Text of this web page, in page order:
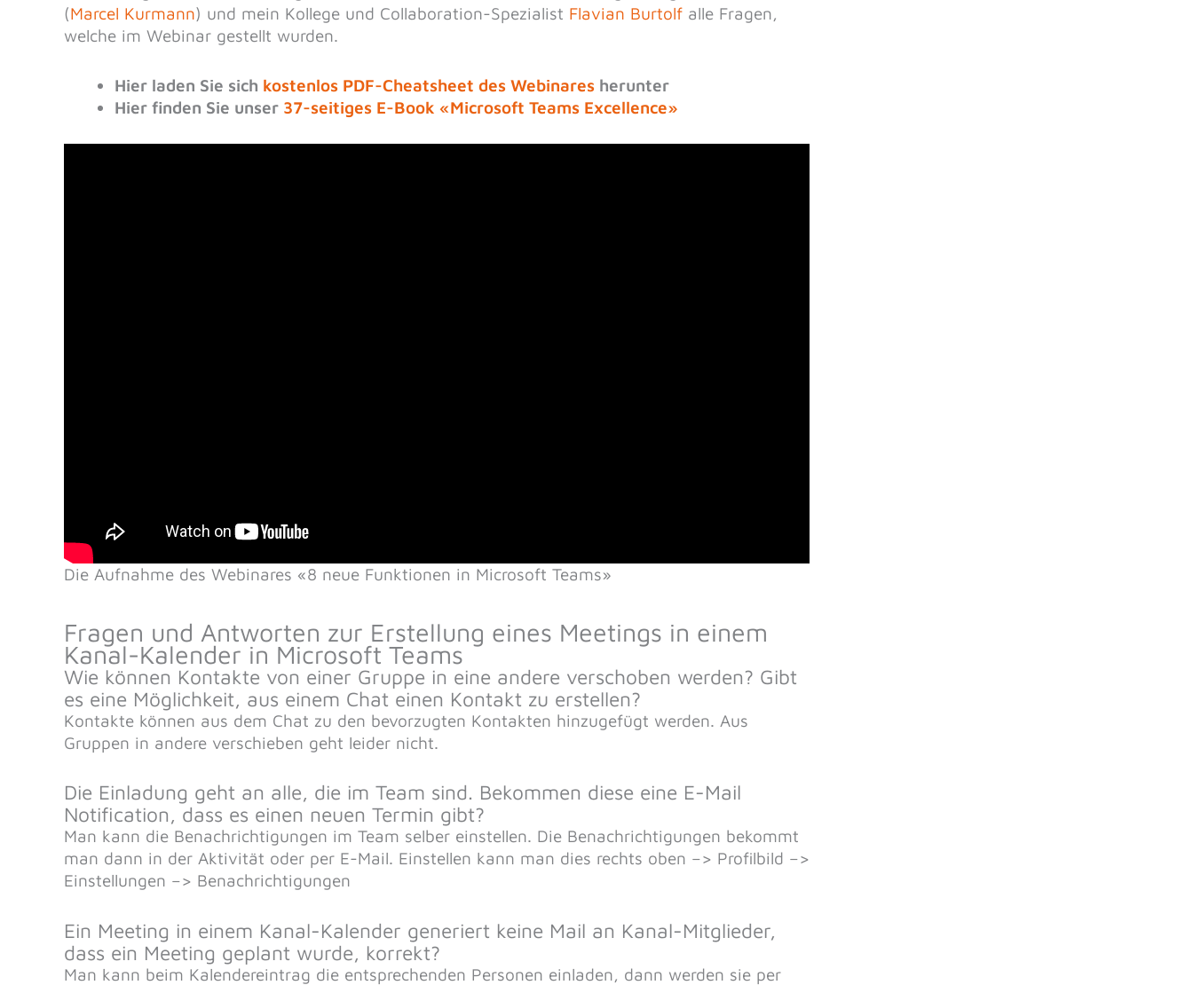
(Marcel Kurmann) und mein Kollege und Collaboration-Spezialist Flavian Burtolf alle Fragen,
welche im Webinar gestellt wurden.
Hier laden Sie sich kostenlos PDF-Cheatsheet des Webinares herunter
Hier finden Sie unser 37-seitiges E-Book «Microsoft Teams Excellence»
Die Aufnahme des Webinares «8 neue Funktionen in Microsoft Teams»
Fragen und Antworten zur Erstellung eines Meetings in einem
Kanal-Kalender in Microsoft Teams
Wie können Kontakte von einer Gruppe in eine andere verschoben werden? Gibt
es eine Möglichkeit, aus einem Chat einen Kontakt zu erstellen?
Kontakte können aus dem Chat zu den bevorzugten Kontakten hinzugefügt werden. Aus
Gruppen in andere verschieben geht leider nicht.
Die Einladung geht an alle, die im Team sind. Bekommen diese eine E-Mail
Notification, dass es einen neuen Termin gibt?
Man kann die Benachrichtigungen im Team selber einstellen. Die Benachrichtigungen bekommt
man dann in der Aktivität oder per E-Mail. Einstellen kann man dies rechts oben –> Profilbild –>
Einstellungen –> Benachrichtigungen
Ein Meeting in einem Kanal-Kalender generiert keine Mail an Kanal-Mitglieder,
dass ein Meeting geplant wurde, korrekt?
Man kann beim Kalendereintrag die entsprechenden Personen einladen, dann werden sie per